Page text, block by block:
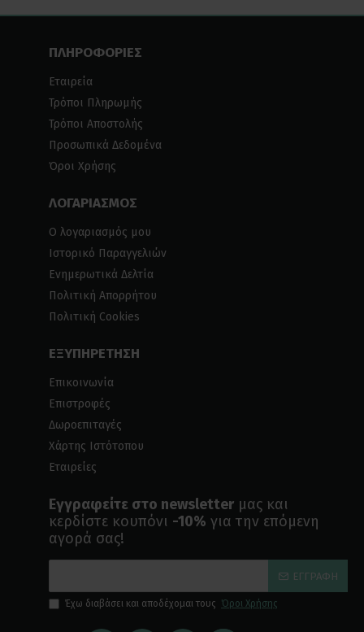
ΠΛΗΡΟΦΟΡΙΕΣ
Εταιρεία
Τρόποι Πληρωμής
Τρόποι Αποστολής
Προσωπικά Δεδομένα
Όροι Χρήσης
ΛΟΓΑΡΙΑΣΜΟΣ
Ο λογαριασμός μου
Ιστορικό Παραγγελιών
Ενημερωτικά Δελτία
Πολιτική Απορρήτου
Πολιτική Cookies
ΕΞΥΠΗΡΕΤΗΣΗ
Επικοινωνία
Επιστροφές
Δωροεπιταγές
Χάρτης Ιστότοπου
Εταιρείες
Εγγραφείτε στο newsletter μας και
κερδίστε κουπόνι -10% για την επόμενη
αγορά σας!
ΕΓΓΡΑΦΉ
Έχω διαβάσει και αποδέχομαι τους Όροι Χρήσης